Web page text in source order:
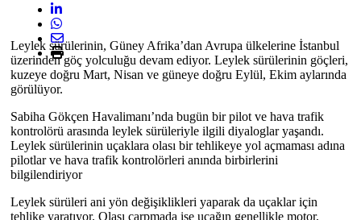
Leylek sürülerinin, Güney Afrika’dan Avrupa ülkelerine İstanbul
üzerinden göç yolculuğu devam ediyor. Leylek sürülerinin göçleri,
kuzeye doğru Mart, Nisan ve güneye doğru Eylül, Ekim aylarında
görülüyor.
Sabiha Gökçen Havalimanı’nda bugün bir pilot ve hava trafik
kontrolörü arasında leylek sürüleriyle ilgili diyaloglar yaşandı.
Leylek sürülerinin uçaklara olası bir tehlikeye yol açmaması adına
pilotlar ve hava trafik kontrolörleri anında birbirlerini
bilgilendiriyor
Leylek sürüleri ani yön değişiklikleri yaparak da uçaklar için
tehlike yaratıyor. Olası çarpmada ise uçağın genellikle motor,